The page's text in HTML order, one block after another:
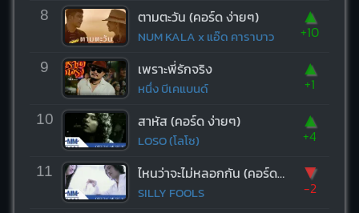
8 ตามตะวัน (คอร์ด ง่ายๆ)
NUM KALA x แอ๊ด คาราบาว
▲
+10
9 เพราะพี่รักจริง
หนึ่ง บีเคแบนด์
▲
+1
10 สาหัส (คอร์ด ง่ายๆ)
LOSO (โลโซ)
▲
+4
11 ไหนว่าจะไม่หลอกกัน (คอร์ด ง่ายๆ)
SILLY FOOLS
▼
-2